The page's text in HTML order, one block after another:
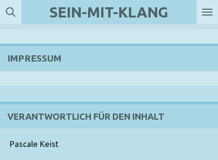
Zum
Hauptinhalt
SEIN-MIT-KLANG
IMPRESSUM
VERANTWORTLICH FÜR DEN INHALT
Pascale Keist